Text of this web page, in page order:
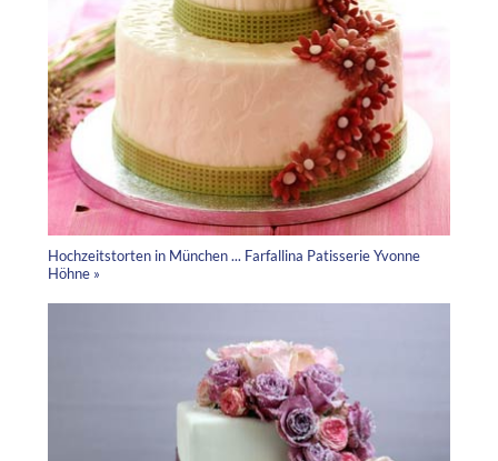
Hochzeitstorten in München ... Farfallina Patisserie Yvonne
Höhne »